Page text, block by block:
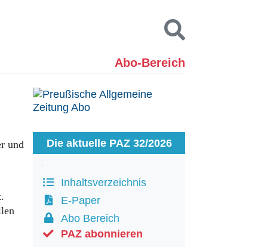
Abo-Bereich
Kontakt
und
Die aktuelle PAZ 32/2026
Inhaltsverzeichnis
E-Paper
Abo Bereich
PAZ abonnieren